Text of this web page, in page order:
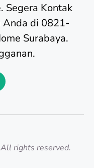
Segera Kontak
Anda di 0821-
Surabaya.
rights reserved.